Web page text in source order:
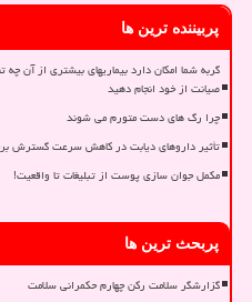
پربیننده ترین ها
گربه شما امکان دارد بیماریهای بیشتری از آن چه
صیانت از خود انجام دهید
چرا رگ های دست متورم می شوند
تأثیر داروهای دیابت در کاهش سرعت گسترش
مکمل جوان سازی پوست از تبلیغات تا واقعیت!
پربحث ترین ها
گزارشگر سلامت رکن چهارم حکمرانی سلامت